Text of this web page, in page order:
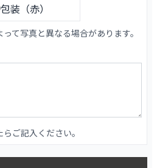
包装（赤）
て写真と異なる場合があります。
ご記入ください。